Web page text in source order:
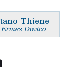
Thiene
Dovico